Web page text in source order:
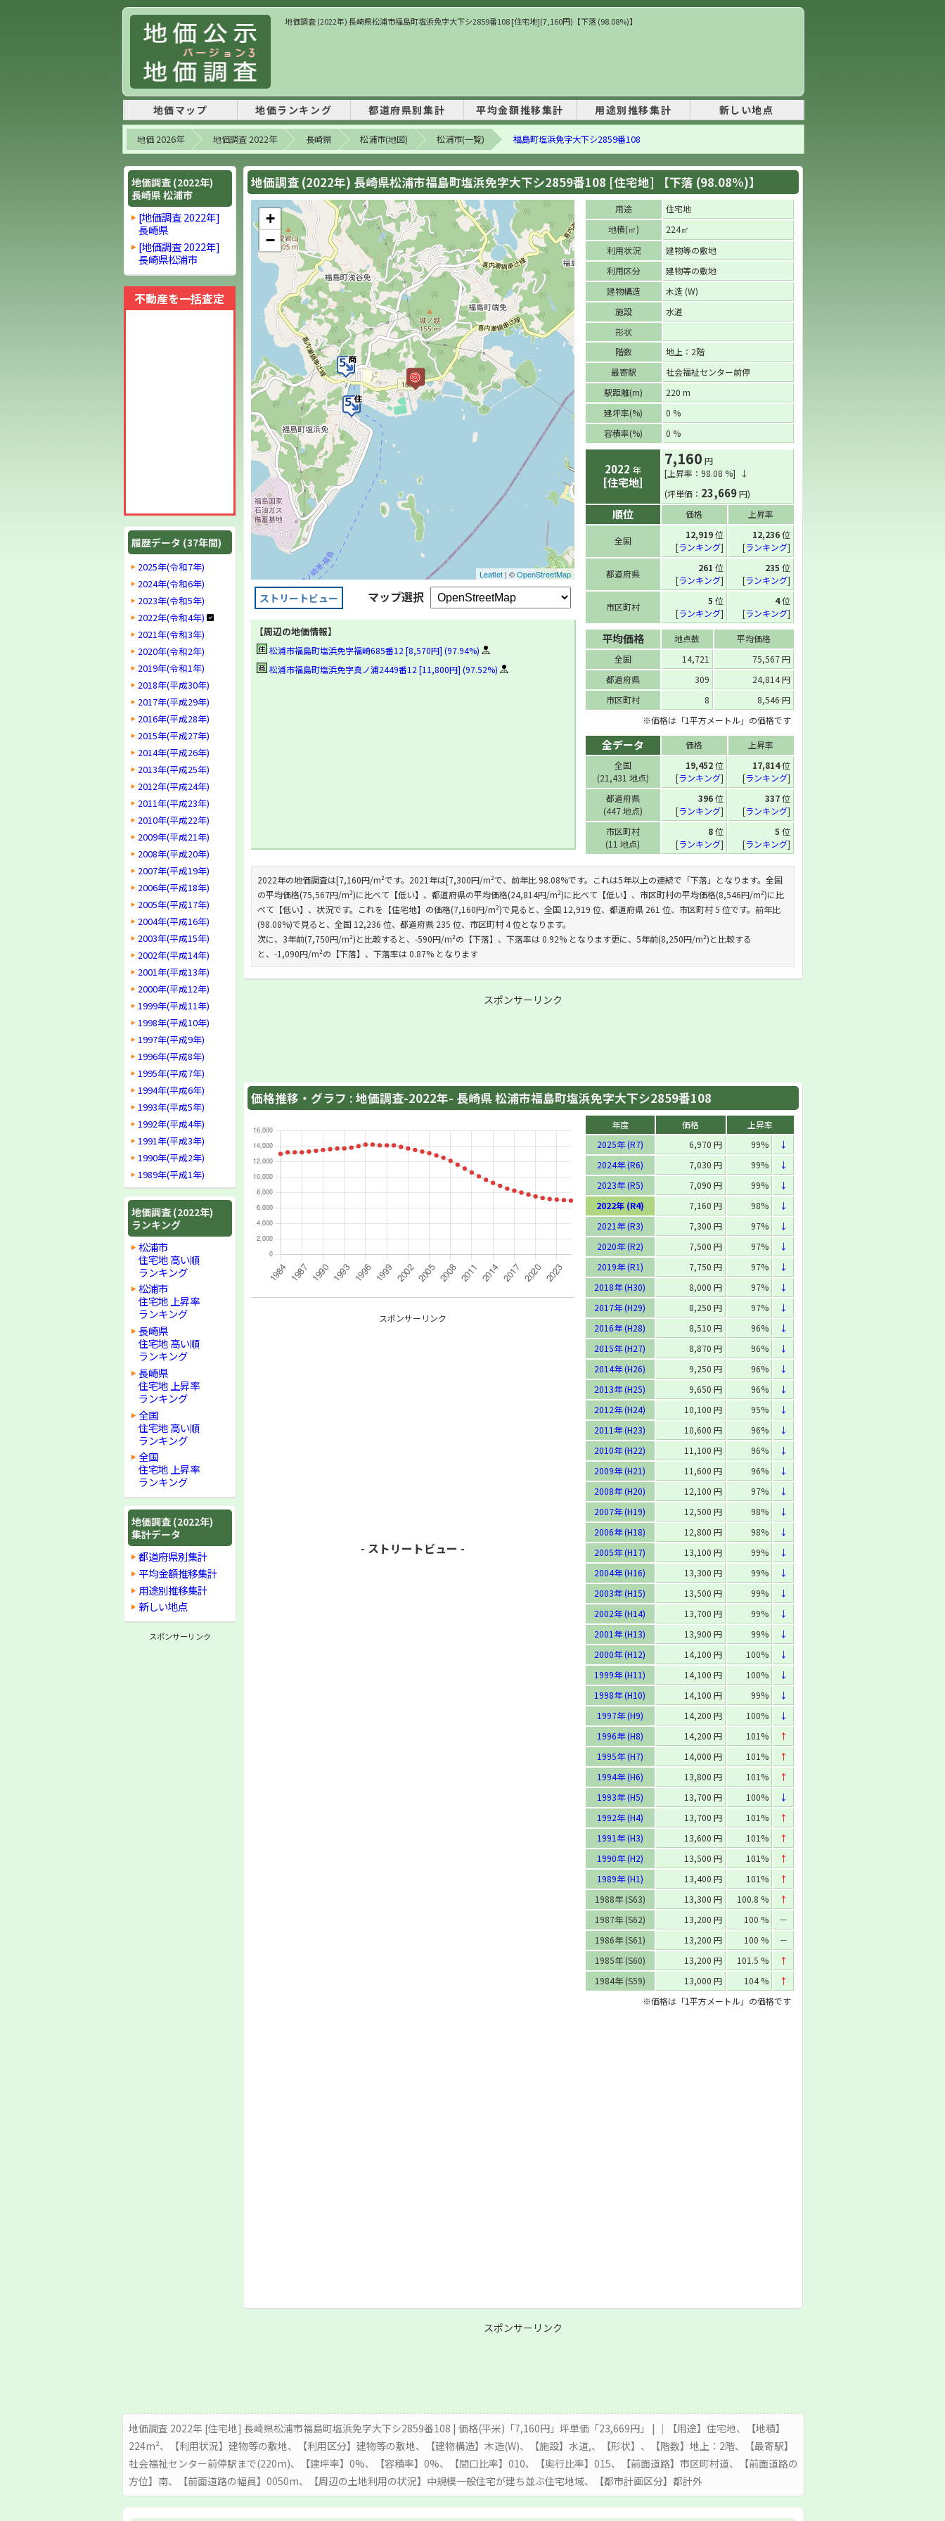
地価調査 (2022年) 長崎県松浦市福島町塩浜免字大下シ2859番108 [住宅地](7,160円)【下落 (98.08%)】
地価マップ 地価ランキング 都道府県別集計 平均金額推移集計 用途別推移集計 新しい地点
地価 2026年 地価調査 2022年 長崎県 松浦市(地図) 松浦市(一覧) 福島町塩浜免字大下シ2859番108
地価調査 (2022年) 長崎県松浦市福島町塩浜免字大下シ2859番108 [住宅地] 【下落 (98.08%)】
+
−
Leaflet| ©OpenStreetMap
ストリートビュー マップ選択
【周辺の地価情報】
松浦市福島町塩浜免字福崎685番12 [8,570円] (97.94%)
松浦市福島町塩浜免字真ノ浦2449番12 [11,800円] (97.52%)
用途
住宅地
地積(㎡) 224㎡
利用状況
建物等の敷地
利用区分
建物等の敷地
建物構造
木造 (W)
施設
水道
形状
階数
地上：2階
最寄駅
社会福祉センター前停
駅距離(m)
220 m
建坪率(%)
0 %
容積率(%)
0 %
2022 年
[住宅地]
7,160 円
[上昇率：98.08 %] ↓
(坪単価： 23,669円)
順位 価格 上昇率
全国
12,919位
[ランキング]
12,236位
[ランキング]
都道府県
261 位
[ランキング]
235 位
[ランキング]
市区町村
5 位
[ランキング]
4位
[ランキング]
平均価格 地点数
平均価格
全国
14,721
75,567 円
都道府県
309
24,814 円
市区町村
8
8,546 円
※価格は「1平方メートル」の価格です
全データ 価格
上昇率
全国
(21,431 地点)
19,452位
[ランキング]
17,814位
[ランキング]
都道府県
(447 地点)
396位
[ランキング]
337位
[ランキング]
市区町村
(11 地点)
8位
[ランキング]
5 位
[ランキング]
2022年の地価調査は[7,160円/m²です。2021年は[7,300円/m²で、前年比 98.08%です。これは5年以上の連続で「下落」となります。全国
の平均価格(75,567円/m²)に比べて【低い】、都道府県の平均価格(24,814円/m²)に比べて【低い】、市区町村の平均価格(8,546円/m²)に比
べて【低い】、状況です。これを【住宅地】の価格(7,160円/m²)で見ると、全国 12,919 位、都道府県 261 位、市区町村 5 位です。前年比
(98.08%)で見ると、全国 12,236 位、都道府県 235 位、市区町村 4 位となります。
次に、3年前(7,750円/m²)と比較すると、-590円/m²の【下落】、下落率は 0.92% となります更に、5年前(8,250円/m²)と比較する
と、-1,090円/m²の【下落】、下落率は 0.87% となります
スポンサーリンク
価格推移・グラフ : 地価調査-2022年- 長崎県 松浦市福島町塩浜免字大下シ2859番108
スポンサーリンク
- ストリートビュー -
年度 価格
上昇率
2025年 (R7)
6,970 円 99%
↓
2024年 (R6)
7,030 円 99%
↓
2023年 (R5)
7,090 円 99%
↓
2022年 (R4)
7,160 円 98%
↓
2021年 (R3)
7,300 円 97%
↓
2020年 (R2)
7,500 円 97%
↓
2019年 (R1)
7,750 円 97%
↓
2018年 (H30)
8,000 円 97%
↓
2017年 (H29)
8,250 円 97%
↓
2016年 (H28)
8,510 円 96%
↓
2015年 (H27)
8,870 円 96%
↓
2014年 (H26)
9,250 円 96%
↓
2013年 (H25)
9,650 円 96%
↓
2012年 (H24)
10,100 円 95%
↓
2011年 (H23)
10,600 円 96%
↓
2010年 (H22)
11,100 円 96%
↓
2009年 (H21)
11,600 円 96%
↓
2008年 (H20)
12,100 円 97%
↓
2007年 (H19)
12,500 円 98%
↓
2006年 (H18)
12,800 円 98%
↓
2005年 (H17)
13,100 円 99%
↓
2004年 (H16)
13,300 円 99%
↓
2003年 (H15)
13,500 円 99%
↓
2002年 (H14)
13,700 円 99%
↓
2001年 (H13)
13,900 円 99%
↓
2000年 (H12)
14,100 円 100%
↓
1999年 (H11)
14,100 円 100%
↓
1998年 (H10)
14,100 円 99%
↓
1997年 (H9)
14,200 円 100%
↓
1996年 (H8)
14,200 円 101%
↑
1995年 (H7)
14,000 円 101%
↑
1994年 (H6)
13,800 円 101%
↑
1993年 (H5)
13,700 円 100%
↓
1992年 (H4)
13,700 円 101%
↑
1991年 (H3)
13,600 円 101%
↑
1990年 (H2)
13,500 円 101%
↑
1989年 (H1)
13,400 円 101%
↑
1988年 (S63)
13,300 円 100.8 %
↑
1987年 (S62)
13,200 円 100 %
－
1986年 (S61)
13,200 円 100 %
－
1985年 (S60)
13,200 円 101.5 %
↑
1984年 (S59)
13,000 円 104 %
↑
※価格は「1平方メートル」の価格です
スポンサーリンク
地価調査 (2022年)
長崎県 松浦市
[地価調査 2022年]
長崎県
[地価調査 2022年]
長崎県松浦市
不動産を一括査定
履歴データ (37年間)
2025年(令和7年)
2024年(令和6年)
2023年(令和5年)
2022年(令和4年)
2021年(令和3年)
2020年(令和2年)
2019年(令和1年)
2018年(平成30年)
2017年(平成29年)
2016年(平成28年)
2015年(平成27年)
2014年(平成26年)
2013年(平成25年)
2012年(平成24年)
2011年(平成23年)
2010年(平成22年)
2009年(平成21年)
2008年(平成20年)
2007年(平成19年)
2006年(平成18年)
2005年(平成17年)
2004年(平成16年)
2003年(平成15年)
2002年(平成14年)
2001年(平成13年)
2000年(平成12年)
1999年(平成11年)
1998年(平成10年)
1997年(平成9年)
1996年(平成8年)
1995年(平成7年)
1994年(平成6年)
1993年(平成5年)
1992年(平成4年)
1991年(平成3年)
1990年(平成2年)
1989年(平成1年)
地価調査 (2022年)
ランキング
松浦市
住宅地 高い順
ランキング
松浦市
住宅地 上昇率
ランキング
長崎県
住宅地 高い順
ランキング
長崎県
住宅地 上昇率
ランキング
全国
住宅地 高い順
ランキング
全国
住宅地 上昇率
ランキング
地価調査 (2022年)
集計データ
都道府県別集計
平均金額推移集計
用途別推移集計
新しい地点
スポンサーリンク
地価調査 2022年 [住宅地] 長崎県松浦市福島町塩浜免字大下シ2859番108 | 価格(平米)「7,160円」坪単価「23,669円」 | ｜【用途】住宅地、【地積】
224m²、【利用状況】建物等の敷地、【利用区分】建物等の敷地、【建物構造】木造(W)、【施設】水道,、【形状】、【階数】地上：2階、【最寄駅】
社会福祉センター前停駅まで(220m)、【建坪率】0%、【容積率】0%、【間口比率】010、【奥行比率】015、【前面道路】市区町村道、【前面道路の
方位】南、【前面道路の幅員】0050m、【周辺の土地利用の状況】中規模一般住宅が建ち並ぶ住宅地域、【都市計画区分】都計外